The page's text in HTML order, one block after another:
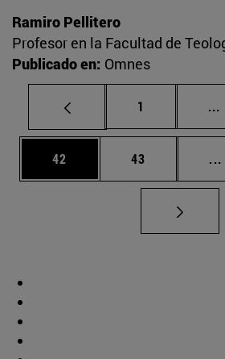
Ramiro Pellitero
Profesor en la Facultad de
Publicado en: Omnes
Página
1 ...
Página
42 Página
43 ...